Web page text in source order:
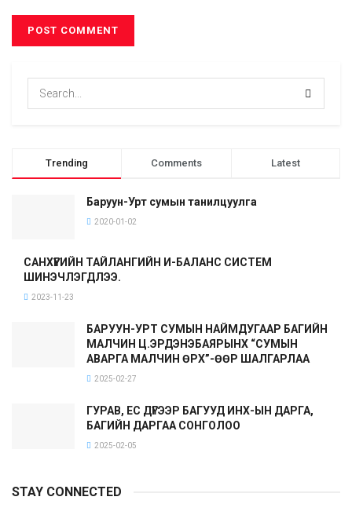
Trending Comments Latest
Баруун-Урт сумын танилцуулга
2020-01-02
САНХҮҮГИЙН ТАЙЛАНГИЙН И-БАЛАНС СИСТЕМ
ШИНЭЧЛЭГДЛЭЭ.
2023-11-23
БАРУУН-УРТ СУМЫН НАЙМДУГААР БАГИЙН
МАЛЧИН Ц.ЭРДЭНЭБАЯРЫНХ “СУМЫН
АВАРГА МАЛЧИН ӨРХ”-ӨӨР ШАЛГАРЛАА
2025-02-27
ГУРАВ, ЕС ДҮГЭЭР БАГУУД ИНХ-ЫН ДАРГА,
БАГИЙН ДАРГАА СОНГОЛОО
2025-02-05
STAY CONNECTED